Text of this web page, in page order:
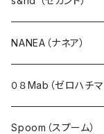
アウター・ダウン・コー
ジャケット・ブルゾン・
ベスト・ダウンベスト
NANEA（ナネア）
０８Mab（ゼロハチマ
Spoom（スプーム）